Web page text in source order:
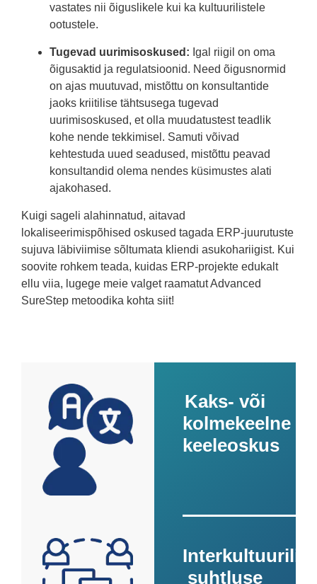
vastates nii õiguslikele kui ka kultuurilistele
ootustele.
Tugevad uurimisoskused: Igal riigil on oma
õigusaktid ja regulatsioonid. Need õigusnormid
on ajas muutuvad, mistõttu on konsultantide
jaoks kriitilise tähtsusega tugevad
uurimisoskused, et olla muudatustest teadlik
kohe nende tekkimisel. Samuti võivad
kehtestuda uued seadused, mistõttu peavad
konsultandid olema nendes küsimustes alati
ajakohased.
Kuigi sageli alahinnatud, aitavad
lokaliseerimispõhised oskused tagada ERP-juurutuste
sujuva läbiviimise sõltumata kliendi asukohariigist. Kui
soovite rohkem teada, kuidas ERP-projekte edukalt
ellu viia, lugege meie valget raamatut Advanced
SureStep metoodika kohta siit!
Kaks- või
kolmekeelne
keeleoskus
suhtluse